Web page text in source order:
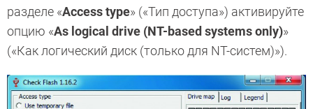
разделе «Access type» («Тип доступа») активируйте
опцию «As logical drive (NT-based systems only)»
(«Как логический диск (только для NT-систем)»).